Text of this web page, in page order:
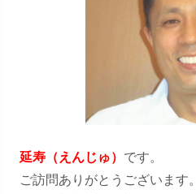
延寿（えんじゅ） です。
ご訪問ありがとうございます。